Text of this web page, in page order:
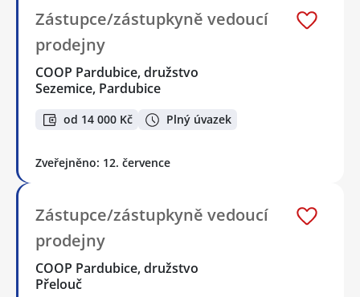
Zástupce/zástupkyně vedoucí
prodejny
COOP Pardubice, družstvo
Sezemice, Pardubice
od 14 000 Kč Plný úvazek
Zveřejněno: 12. července
Zástupce/zástupkyně vedoucí
prodejny
COOP Pardubice, družstvo
Přelouč